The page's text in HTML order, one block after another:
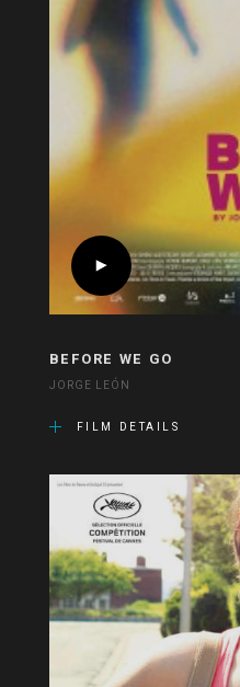
BEFORE WE GO
JORGE LEÓN
FILM DETAILS